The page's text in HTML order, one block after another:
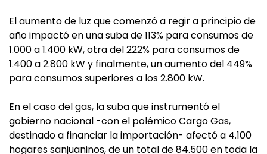
El aumento de luz que comenzó a regir a principio de
año impactó en una suba de 113% para consumos de
1.000 a 1.400 kW, otra del 222% para consumos de
1.400 a 2.800 kW y finalmente, un aumento del 449%
para consumos superiores a los 2.800 kW.
En el caso del gas, la suba que instrumentó el
gobierno nacional -con el polémico Cargo Gas,
destinado a financiar la importación- afectó a 4.100
hogares sanjuaninos, de un total de 84.500 en toda la